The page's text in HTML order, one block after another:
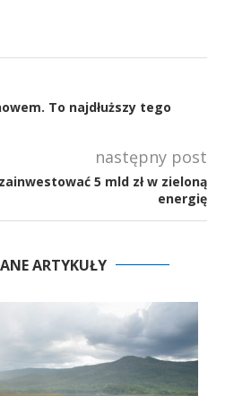
To najdłuższy tego
następny post
5 mld zł w zieloną
energię
ARTYKUŁY